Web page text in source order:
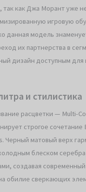
как Джа Морант уже
игровую
данная модель
их партнерства в
дизайн доступным
и стилистика
расцветки — Multi-
строгое сочетание
Черный матовый верх
блеском
создавая
обилие сверкающих